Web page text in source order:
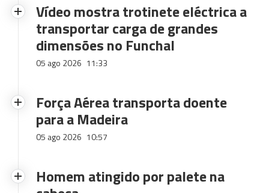
Vídeo mostra trotinete eléctrica a
transportar carga de grandes
dimensões no Funchal
05 ago 2026 11:33
Força Aérea transporta doente
para a Madeira
05 ago 2026 10:57
Homem atingido por palete na